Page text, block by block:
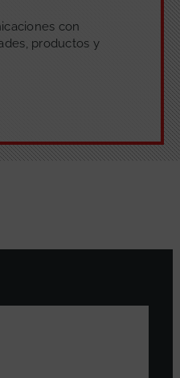
con
productos y